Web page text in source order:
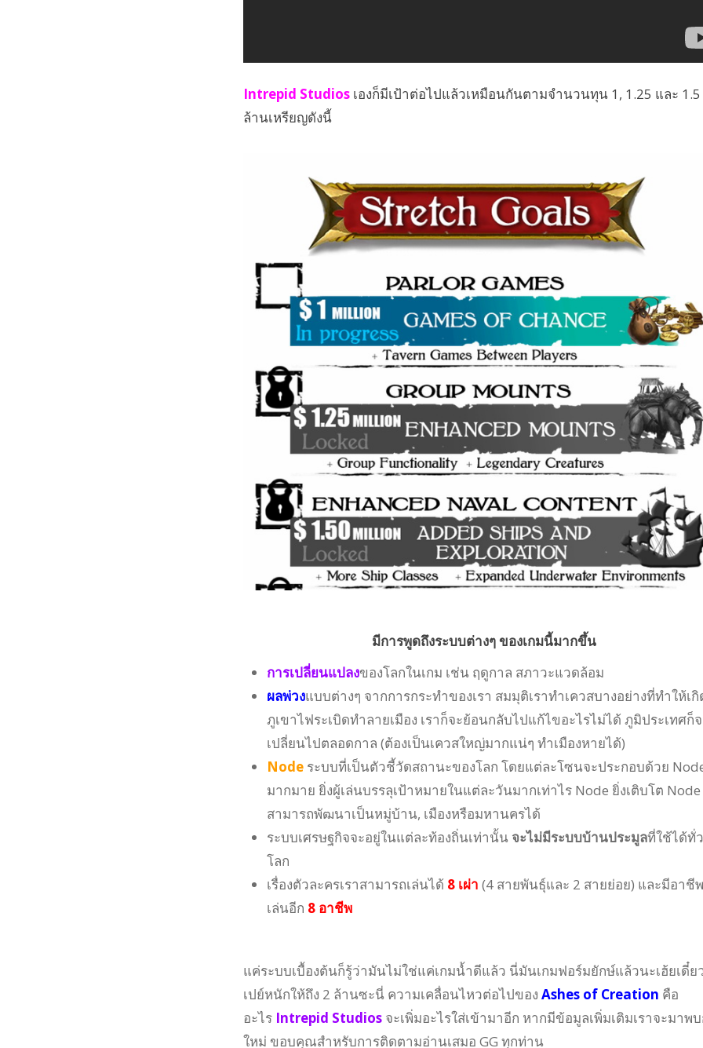
Intrepid Studios เองก็มีเป้าต่อไปแล้วเหมือนกันตามจำนวนทุน 1, 1.25 และ 1.5
ล้านเหรียญดังนี้
มีการพูดถึงระบบต่างๆ ของเกมนี้มากขึ้น
การเปลี่ยนแปลงของโลกในเกม เช่น ฤดูกาล สภาวะแวดล้อม
ผลพ่วงแบบต่างๆ จากการกระทำของเรา สมมุติเราทำเควสบางอย่างที่ทำให้เกิ
ภูเขาไฟระเบิดทำลายเมือง เราก็จะย้อนกลับไปแก้ไขอะไรไม่ได้ ภูมิประเทศก็
เปลี่ยนไปตลอดกาล (ต้องเป็นเควสใหญ่มากแน่ๆ ทำเมืองหายได้)
Node ระบบที่เป็นตัวชี้วัดสถานะของโลก โดยแต่ละโซนจะประกอบด้วย
มากมาย ยิ่งผู้เล่นบรรลุเป้าหมายในแต่ละวันมากเท่าไร Node ยิ่งเติบโต Node
สามารถพัฒนาเป็นหมู่บ้าน, เมืองหรือมหานครได้
ระบบเศรษฐกิจจะอยู่ในแต่ละท้องถิ่นเท่านั้น จะไม่มีระบบบ้านประมูลที่ใช้ได้ทั่ว
โลก
เรื่องตัวละครเราสามารถเล่นได้ 8 เผ่า (4 สายพันธุ์และ 2 สายย่อย) และมีอาชี
เล่นอีก 8 อาชีพ
แค่ระบบเบื้องต้นก็รู้ว่ามันไม่ใช่แค่เกมน้ำดีแล้ว นี่มันเกมฟอร์มยักษ์แล้วนะเฮ้ยเดี๋ย
เปย์หนักให้ถึง 2 ล้านซะนี่ ความเคลื่อนไหวต่อไปของ Ashes of Creation คือ
อะไรIntrepid Studiosจะเพิ่มอะไรใส่เข้ามาอีก หากมีข้อมูลเพิ่มเติมเราจะมาพ
ใหม่ ขอบคุณสำหรับการติดตามอ่านเสมอ GG ทุกท่าน